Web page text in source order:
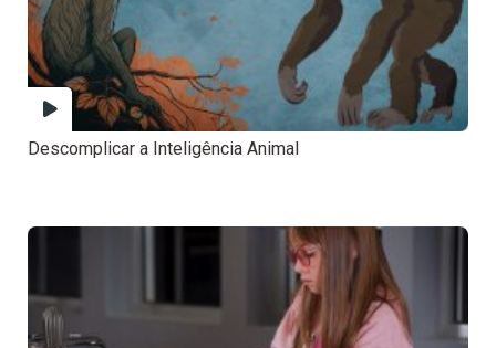
Descomplicar a Inteligência Animal